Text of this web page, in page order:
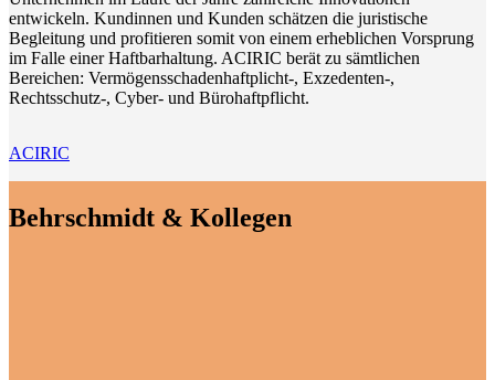
entwickeln. Kundinnen und Kunden schätzen die juristische
Begleitung und profitieren somit von einem erheblichen Vorsprung
im Falle einer Haftbarhaltung. ACIRIC berät zu sämtlichen
Bereichen: Vermögensschadenhaftplicht-, Exzedenten-,
Rechtsschutz-, Cyber- und Bürohaftpflicht.
ACIRIC
Behrschmidt & Kollegen